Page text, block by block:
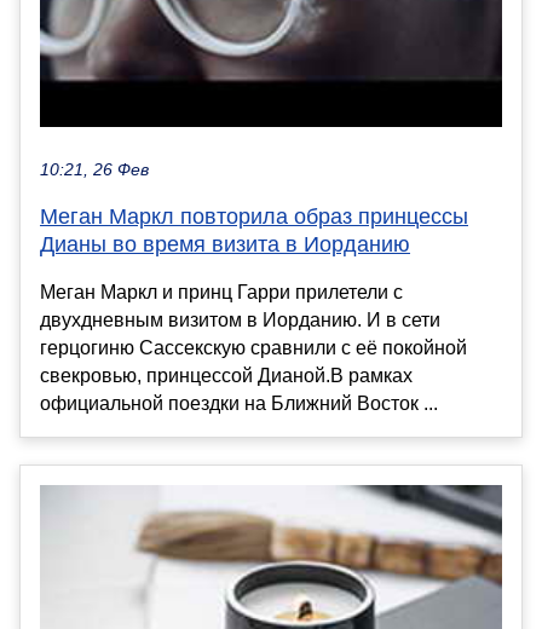
10:21, 26 Фев
Меган Маркл повторила образ принцессы
Дианы во время визита в Иорданию
Меган Маркл и принц Гарри прилетели с
двухдневным визитом в Иорданию. И в сети
герцогиню Сассекскую сравнили с её покойной
свекровью, принцессой Дианой.В рамках
официальной поездки на Ближний Восток ...